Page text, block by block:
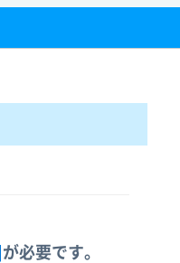
が必要です。